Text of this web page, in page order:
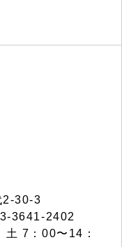
30-3
3641-2402
7：00〜14：